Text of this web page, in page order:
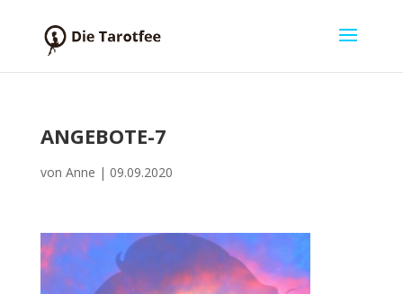
ANGEBOTE-7
von Anne | 09.09.2020